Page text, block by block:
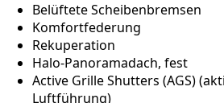
Belüftete Scheibenbremsen
Komfortfederung
Rekuperation
Halo-Panoramadach, fest
Active Grille Shutters (AGS)
Luftführung)